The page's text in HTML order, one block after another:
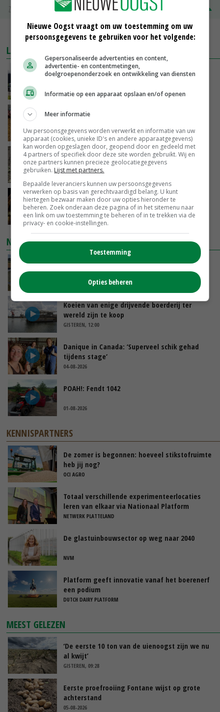
Zuivel NL
€ 345,00
MEER MARKTPRIJZEN
LAATSTE NIEUWS
Gemiddelde Europese melkprijs daalt licht in
GISTEREN, 17:04
Frans onderzoekcentrum bestrijkt hele
GISTEREN, 15:29
Emmeloord noteert eerste zaaiuien op
maximaal 20 euro
GISTEREN, 14:59
Spontane boerenacties in Twente en
Apeldoorn zetten de trend
GISTEREN, 14:48
NIEUWSTE VIDEO'S
Droogte veroorzaakt steeds meer problemen:
‘Bassin afgelopen week al leeg’
GISTEREN, 14:06
Koeien van enige drijvende boerderij ter
wereld zijn te koop
GISTEREN, 12:00
Danique in Canada: ‘Superveel schik gehad
tijdens stage’
04-08-2026
POAH!: Fendt 1042
01-08-2026
KENNISPARTNERS
De zomer is begonnen: hoeveel stikstofruimte
heb jij nog?
OCI AGRO
Totaal verschillende experimenteerlocaties
leren van elkaar via Nationaal Platform
NETWERK PLATTELAND
De glastuinbouwsector op weg naar 2040
NVM
Platform geeft innovatie vanaf het boerenerf
een podium
DUTCH DAIRY PLATFORM
MEEST GELEZEN
‘De eerste 10 ton van de uienoogst zijn we nu
al kwijt’
GISTEREN, 09:28
Eerste proefrooiing Fontane wijst op grote
achterstand
05-08-2026
Nieuwe Oogst vraagt om uw toestemming om uw
persoonsgegevens te gebruiken voor het volgende:
Gepersonaliseerde advertenties en content,
advertentie- en contentmetingen,
doelgroepenonderzoek en ontwikkeling van diensten
Informatie op een apparaat opslaan en/of openen
Meer informatie
Uw persoonsgegevens worden verwerkt en informatie van uw
apparaat (cookies, unieke ID's en andere apparaatgegevens)
kan worden opgeslagen door, geopend door en gedeeld met
4 partners of specifiek door deze site worden gebruikt. Wij en
onze partners kunnen precieze geolocatiegegevens
gebruiken. Lijst met partners.
Bepaalde leveranciers kunnen uw persoonsgegevens
verwerken op basis van gerechtvaardigd belang. U kunt
hiertegen bezwaar maken door uw opties hieronder te
beheren. Zoek onderaan deze pagina of in het sitemenu naar
een link om uw toestemming te beheren of in te trekken via de
privacy- en cookie-instellingen.
Toestemming
Opties beheren